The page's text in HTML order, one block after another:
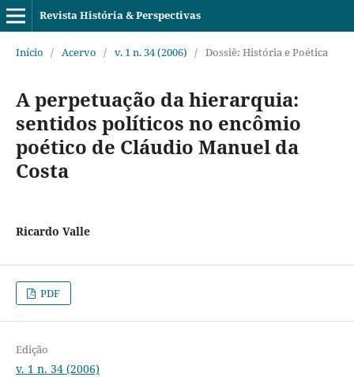
Revista História & Perspectivas
Início / Acervo / v. 1 n. 34 (2006) / Dossiê: História e Poética
A perpetuação da hierarquia:
sentidos políticos no encômio
poético de Cláudio Manuel da
Costa
Ricardo Valle
PDF
Edição
v. 1 n. 34 (2006)